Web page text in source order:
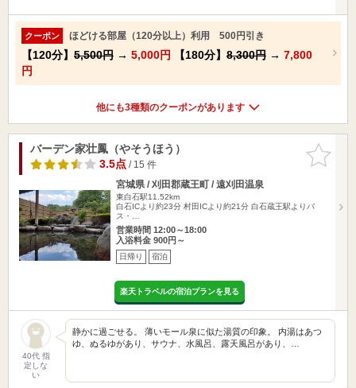
クーポン ほどける部屋（120分以上）利用 500円引き
【120分】 5,500円 → 5,000円 【180分】 8,300円 → 7,800
円
他にも3種類のクーポンがあります
お気に入
りに追加
バーデン家壮鳳（やそうほう）
3.5点 / 15 件
宮城県 / 刈田郡蔵王町 / 遠刈田温泉
東白石駅11.52km
白石ICより約23分 村田ICより約21分 白石蔵王駅よりバ
ス・…
営業時間 12:00～18:00
入浴料金 900円～
日帰り 宿泊
楽天トラベルの宿泊プランを見る
40代 指
定しな
い
静かに過ごせる。 薄いモール泉に似た湯質の印象。 内湯はあつ
ゆ、ぬるゆがあり、サウナ、水風呂、露天風呂があり、…